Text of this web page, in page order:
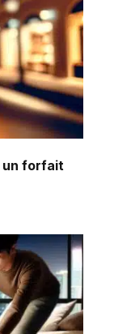
un forfait